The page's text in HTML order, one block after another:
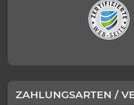
ZAHLUNGSARTEN /